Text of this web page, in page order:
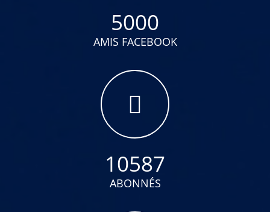
5000
AMIS FACEBOOK
10587
ABONNÉS